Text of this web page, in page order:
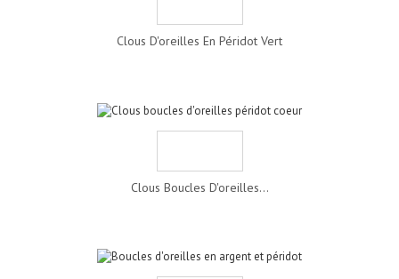
Clous D'oreilles En Péridot Vert
Clous Boucles D'oreilles...